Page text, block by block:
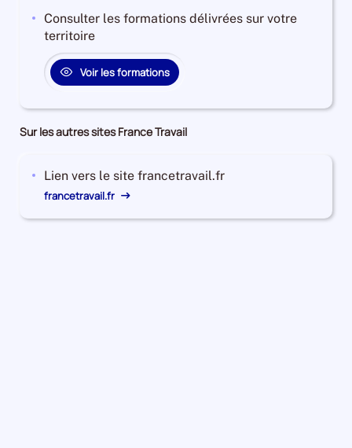
Consulter les formations délivrées sur votre
territoire
Voir les formations
Sur les autres sites France Travail
Lien vers le site francetravail.fr
francetravail.fr